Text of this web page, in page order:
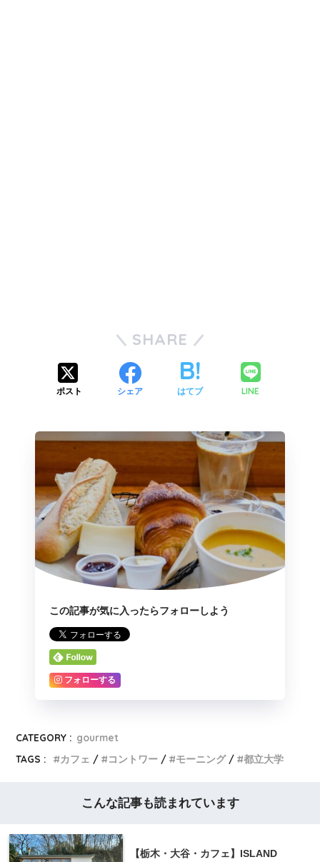
SHARE
ポスト シェア はてブ LINE
この記事が気に入ったらフォローしよう
フォローする
CATEGORY : gourmet
TAGS :
カフェ コントワー モーニング 都立大学
こんな記事も読まれています
【栃木・大谷・カフェ】ISLAND